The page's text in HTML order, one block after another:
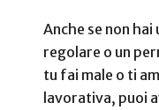
Anche se non
regolare o un
tu fai male o ti
lavorativa, puoi